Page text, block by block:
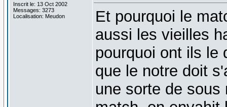
Inscrit le: 13 Oct 2002
Messages: 3273
Localisation: Meudon
Et pourquoi le
aussi les vieilles
pourquoi ont ils le
que le notre doit
une sorte de sous